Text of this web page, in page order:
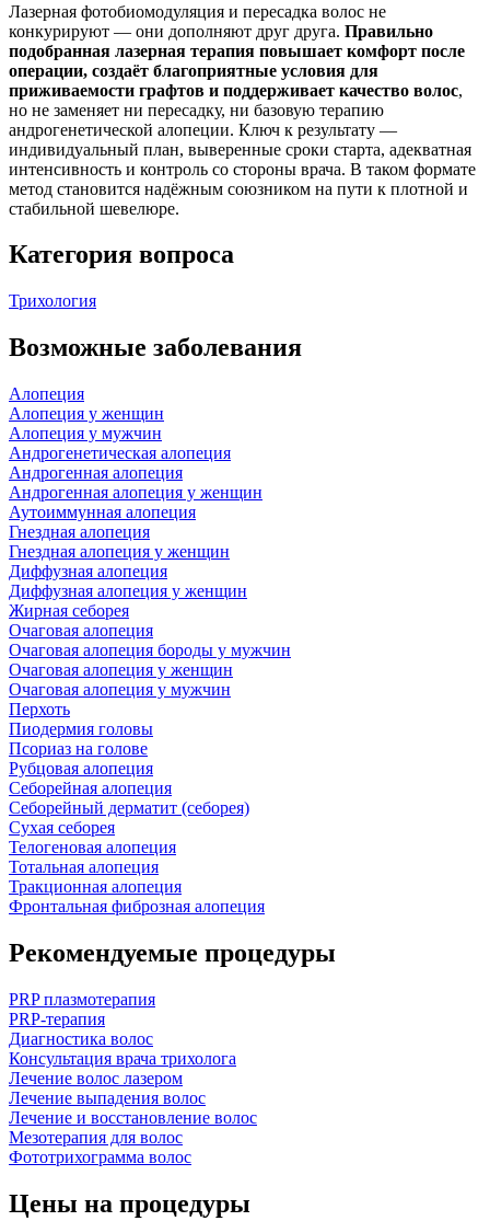
Лазерная фотобиомодуляция и пересадка волос не
конкурируют — они дополняют друг друга. Правильно
подобранная лазерная терапия повышает комфорт после
операции, создаёт благоприятные условия для
приживаемости графтов и поддерживает качество волос,
но не заменяет ни пересадку, ни базовую терапию
андрогенетической алопеции. Ключ к результату —
индивидуальный план, выверенные сроки старта, адекватная
интенсивность и контроль со стороны врача. В таком формате
метод становится надёжным союзником на пути к плотной и
стабильной шевелюре.
Категория вопроса
Трихология
Возможные заболевания
Алопеция
Алопеция у женщин
Алопеция у мужчин
Андрогенетическая алопеция
Андрогенная алопеция
Андрогенная алопеция у женщин
Аутоиммунная алопеция
Гнездная алопеция
Гнездная алопеция у женщин
Диффузная алопеция
Диффузная алопеция у женщин
Жирная себорея
Очаговая алопеция
Очаговая алопеция бороды у мужчин
Очаговая алопеция у женщин
Очаговая алопеция у мужчин
Перхоть
Пиодермия головы
Псориаз на голове
Рубцовая алопеция
Себорейная алопеция
Себорейный дерматит (себорея)
Сухая себорея
Телогеновая алопеция
Тотальная алопеция
Тракционная алопеция
Фронтальная фиброзная алопеция
Рекомендуемые процедуры
PRP плазмотерапия
PRP-терапия
Диагностика волос
Консультация врача трихолога
Лечение волос лазером
Лечение выпадения волос
Лечение и восстановление волос
Мезотерапия для волос
Фототрихограмма волос
Цены на процедуры